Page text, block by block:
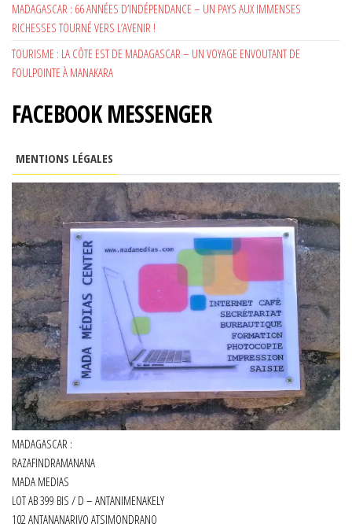
MADAGASCAR : 66 ANNÉES D’INDÉPENDANCE – UN PAYS AUX IMMENSES
RICHESSES TOURNÉ VERS L’AVENIR !
TOURISME : LA CÔTE EST DE MADAGASCAR – UN VOYAGE ENVOUTANT DE
FOULPOINTE À MANAKARA
FACEBOOK MESSENGER
MENTIONS LÉGALES
MADAGASCAR :
RAZAFINDRAMANANA
MADA MEDIAS
LOT AB 399 BIS / D – ANTANIMENAKELY
102 ANTANANARIVO ATSIMONDRANO